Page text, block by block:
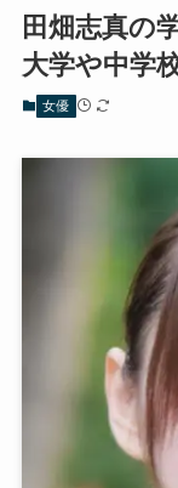
田畑志真の
大学や中学
女優